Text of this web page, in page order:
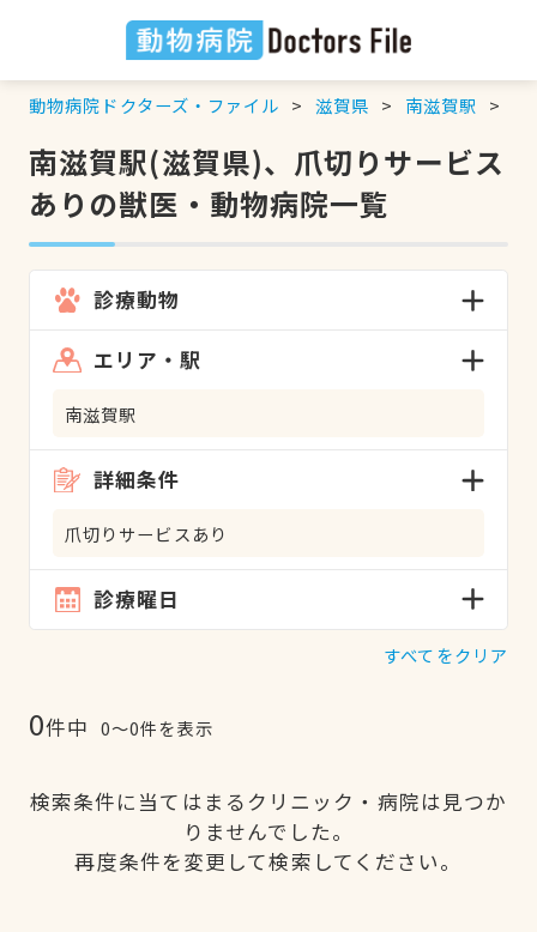
動物病院ドクターズ・ファイル 滋賀県 南滋賀駅
南滋賀駅(滋賀県)、爪切りサービス
ありの獣医・動物病院一覧
診療動物
エリア・駅
南滋賀駅
詳細条件
爪切りサービスあり
診療曜日
すべてをクリア
0件中 0〜0件を表示
検索条件に当てはまるクリニック・病院は見つか
りませんでした。
再度条件を変更して検索してください。